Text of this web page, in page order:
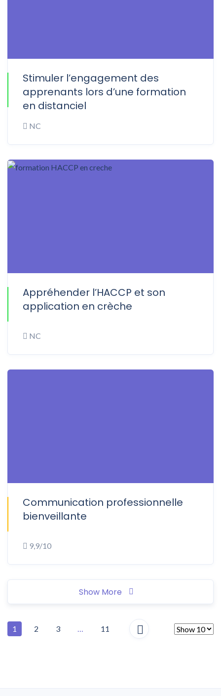
Stimuler l’engagement des
apprenants lors d’une formation
en distanciel
NC
Appréhender l’HACCP et son
application en crèche
NC
Communication professionnelle
bienveillante
9,9/10
Show More
1 2 3 … 11